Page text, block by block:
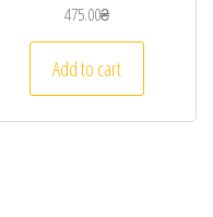
475.00₴
Add to cart